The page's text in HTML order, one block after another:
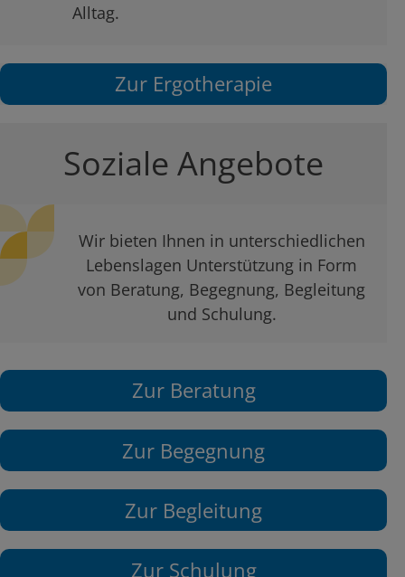
Alltag.
Zur Ergotherapie
Soziale Angebote
Wir bieten Ihnen in unterschiedlichen
Lebenslagen Unterstützung in Form
von Beratung, Begegnung, Begleitung
und Schulung.
Zur Beratung
Zur Begegnung
Zur Begleitung
Zur Schulung